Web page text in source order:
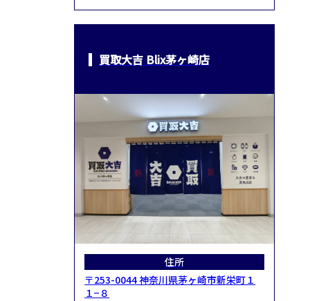
買取大吉 Blix茅ヶ崎店
住所
〒253-0044 神奈川県茅ヶ崎市新栄町１
１−８